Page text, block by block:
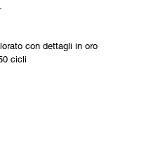
con dettagli in oro
cicli